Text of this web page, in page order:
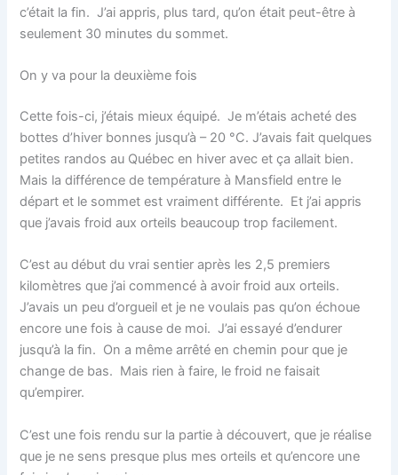
c’était la fin. J’ai appris, plus tard, qu’on était peut-être à
seulement 30 minutes du sommet.
On y va pour la deuxième fois
Cette fois-ci, j’étais mieux équipé. Je m’étais acheté des
bottes d’hiver bonnes jusqu’à – 20 °C. J’avais fait quelques
petites randos au Québec en hiver avec et ça allait bien.
Mais la différence de température à Mansfield entre le
départ et le sommet est vraiment différente. Et j’ai appris
que j’avais froid aux orteils beaucoup trop facilement.
C’est au début du vrai sentier après les 2,5 premiers
kilomètres que j’ai commencé à avoir froid aux orteils.
J’avais un peu d’orgueil et je ne voulais pas qu’on échoue
encore une fois à cause de moi. J’ai essayé d’endurer
jusqu’à la fin. On a même arrêté en chemin pour que je
change de bas. Mais rien à faire, le froid ne faisait
qu’empirer.
C’est une fois rendu sur la partie à découvert, que je réalise
que je ne sens presque plus mes orteils et qu’encore une